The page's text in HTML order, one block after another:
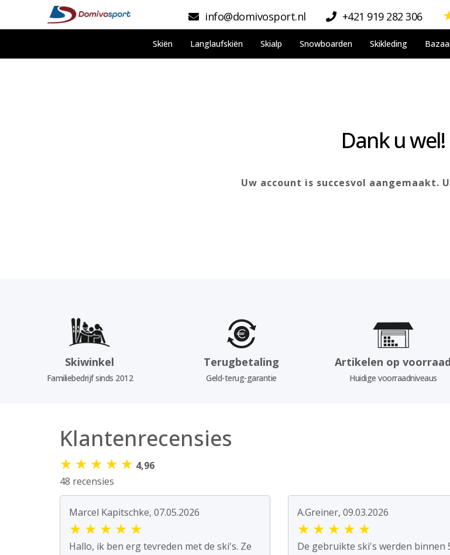
info@domivosport.nl +421 919 282 306
Skiën Langlaufskiën Skialp Snowboarden Skikleding
Dank u wel!
Uw account is succesvol aangemaakt.
Skiwinkel
Familiebedrijf sinds 2012
Terugbetaling
Geld-terug-garantie
Artikelen op voorraad
Huidige voorraadniveaus
Klantenrecensies
★ ★ ★ ★ ★ 4,96
48 recensies
Marcel Kapitschke, 07.05.2026
★ ★ ★ ★ ★
Hallo, ik ben erg tevreden met de ski's. Ze
A.Greiner, 09.03.2026
★ ★ ★ ★ ★
De gebruikte ski's werden binnen